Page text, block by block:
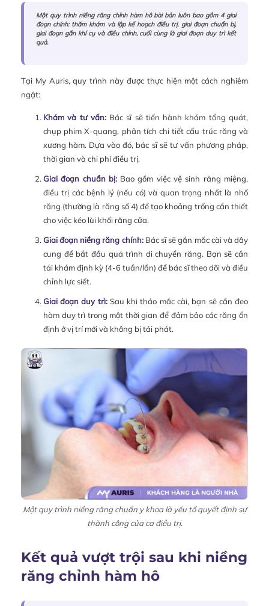
Một quy trình niềng răng chỉnh hàm hô bài bản luôn bao gồm 4 giai
đoạn chính: thăm khám và lập kế hoạch điều trị, giai đoạn chuẩn bị,
giai đoạn gắn khí cụ và điều chỉnh, cuối cùng là giai đoạn duy trì kết
quả.
Tại My Auris, quy trình này được thực hiện một cách nghiêm
ngặt:
Khám và tư vấn:Bác sĩ sẽ tiến hành khám tổng quát,
chụp phim X-quang, phân tích chi tiết cấu trúc răng và
xương hàm. Dựa vào đó, bác sĩ sẽ tư vấn phương pháp,
thời gian và chi phí điều trị.
Giai đoạn chuẩn bị:Bao gồm việc vệ sinh răng miệng,
điều trị các bệnh lý (nếu có) và quan trọng nhất là nhổ
răng (thường là răng số 4) để tạo khoảng trống cần thiết
cho việc kéo lùi khối răng cửa.
Giai đoạn niềng răng chính:Bác sĩ sẽ gắn mắc cài và dây
cung để bắt đầu quá trình di chuyển răng. Bạn sẽ cần
tái khám định kỳ (4-6 tuần/lần) để bác sĩ theo dõi và điều
chỉnh lực siết.
Giai đoạn duy trì:Sau khi tháo mắc cài, bạn sẽ cần đeo
hàm duy trì trong một thời gian để đảm bảo các răng ổn
định ở vị trí mới và không bị tái phát.
Một quy trình niềng răng chuẩn y khoa là yếu tố quyết định sự
thành công của ca điều trị.
Kết quả vượt trội sau khi niềng
răng chỉnh hàm hô